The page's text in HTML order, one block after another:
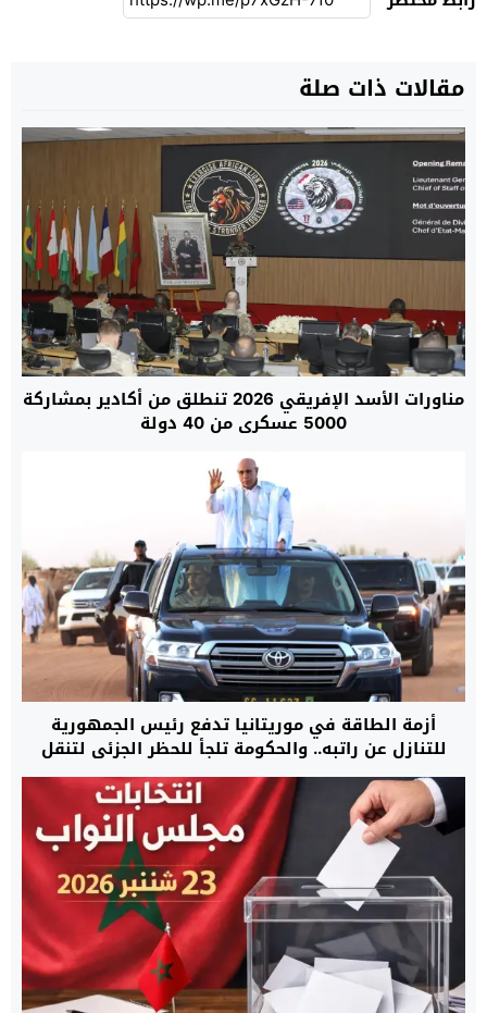
مقالات ذات صلة
مناورات الأسد الإفريقي 2026 تنطلق من أكادير بمشاركة
5000 عسكري من 40 دولة
أزمة الطاقة في موريتانيا تدفع رئيس الجمهورية
للتنازل عن راتبه.. والحكومة تلجأ للحظر الجزئي لتنقل
السيارات داخل المدن